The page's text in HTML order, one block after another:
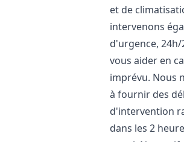
et de
intervenons
d'urgence,
vous aider en
imprévu. Nous
à fournir des
d'intervention
dans les 2